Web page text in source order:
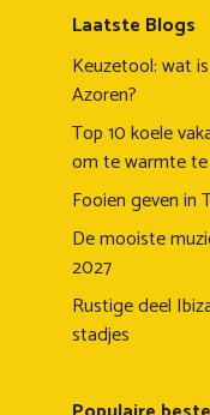
Laatste Blogs
Keuzetool: wat
Azoren?
Top 10 koele
om te warmte
Fooien geven in
De mooiste
2027
Rustige deel
stadjes